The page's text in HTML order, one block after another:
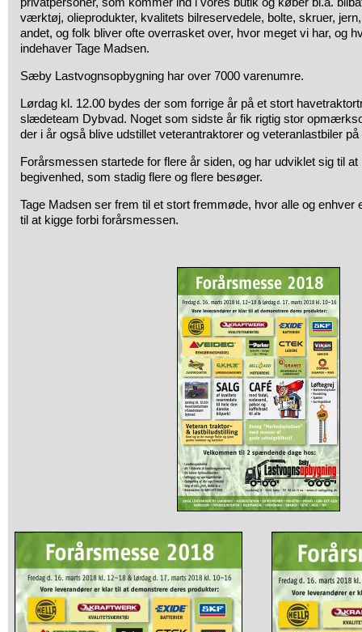
værktøj, olieprodukter, kvalitets bilreservedele, bolte, skruer,
andet, og folk bliver ofte overrasket over, hvor meget vi har, og
indehaver Tage Madsen.
Sæby Lastvognsopbygning har over 7000 varenumre.
Lørdag kl. 12.00 bydes der som forrige år på et stort
slædeteam Dybvad. Noget som sidste år fik rigtig stor
der i år også blive udstillet veterantraktorer og veteranlastbiler på
Forårsmessen startede for flere år siden, og har udviklet sig til at
begivenhed, som stadig flere og flere besøger.
Tage Madsen ser frem til et stort fremmøde, hvor alle og enhver
til at kigge forbi forårsmessen.